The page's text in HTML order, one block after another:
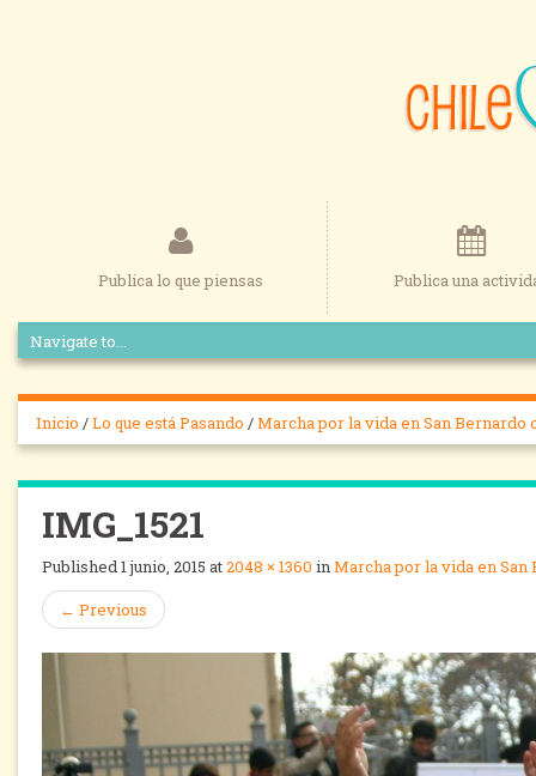
Publica lo que piensas Publica una
Inicio /Lo que está Pasando /Marcha por la vida en San Bernardo
IMG_1521
Published1 junio, 2015 at2048 × 1360 inMarcha por la vida en
← Previous